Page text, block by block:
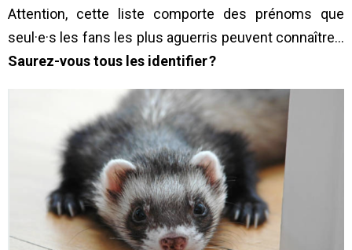
Attention, cette liste comporte des prénoms que
seul·e·s les fans les plus aguerris peuvent connaître…
Saurez-vous tous les identifier ?